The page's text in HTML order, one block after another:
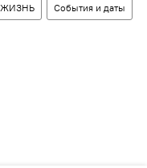
ЖИЗНЬ События и даты